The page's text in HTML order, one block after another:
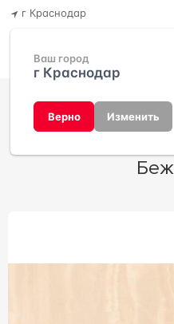
г Краснодар
Ваш город
г Краснодар
Верно Изменить
Керамогранит Kerama Marazzi
Летний сад